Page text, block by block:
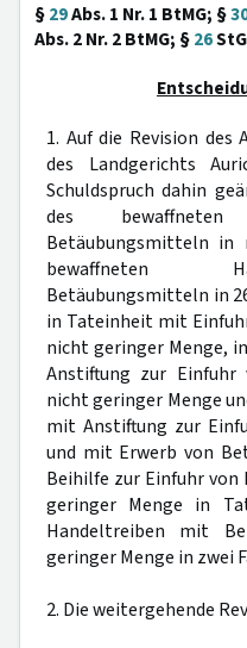
§29Abs. 1 Nr. 1 BtMG; §
Abs. 2 Nr. 2 BtMG; §26
1. Auf die Revision
des Landgerichts
Schuldspruch dahin
des
Betäubungsmitteln in
bewaffneten
Betäubungsmitteln in
in Tateinheit mit
nicht geringer Menge,
Anstiftung zur
nicht geringer Menge
mit Anstiftung zur
und mit Erwerb von
Beihilfe zur Einfuhr
geringer Menge in
Handeltreiben mit
geringer Menge in zwei
2. Die weitergehende